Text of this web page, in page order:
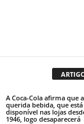
A Coca-Cola afirma que a
querida bebida, que está
disponível nas lojas
1946, logo desaparecerá